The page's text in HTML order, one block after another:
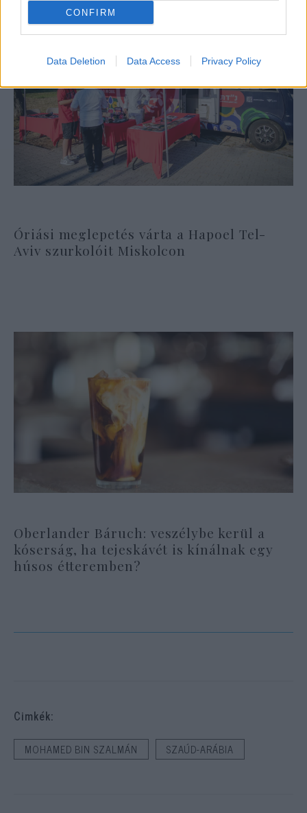
CONFIRM
Data Deletion Data Access Privacy Policy
Óriási meglepetés várta a Hapoel Tel-
Aviv szurkolóit Miskolcon
Oberlander Báruch: veszélybe kerül a
kóserság, ha tejeskávét is kínálnak egy
húsos étteremben?
Cimkék:
MOHAMED BIN SZALMÁN SZAÚD-ARÁBIA